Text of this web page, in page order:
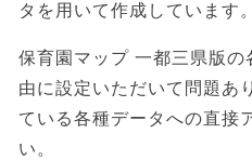
タを用いて作成しています。
保育園マップ 一都三県版の
由に設定いただいて問題あ
ている各種データへの直接
い。